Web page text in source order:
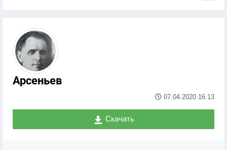
Арсеньев
07.04.2020 16:13
Скачать